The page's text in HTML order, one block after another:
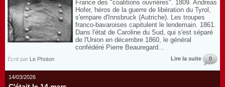
France des "coalitions ouvrières". 1809. Andreas
Hofer, héros de la guerre de libération du Tyrol,
s'empare d'Innsbruck (Autriche). Les troupes
franco-bavaroises capitulent le lendemain. 1861.
Dans l'état de Caroline du Sud, qui s'est séparé
de l'Union en décembre 1860, le général
confédéré Pierre Beauregard...
Écrit par Le Photon Lire la suite 0
14/03/2026